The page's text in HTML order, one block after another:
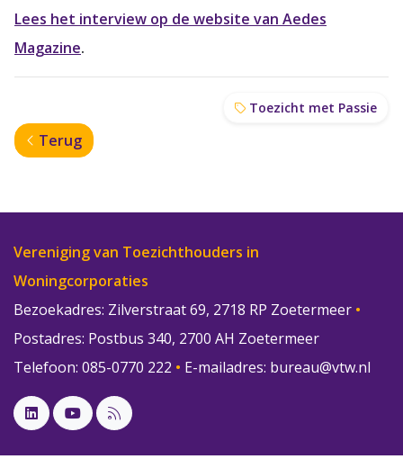
Lees het interview op de website van Aedes
Magazine.
Toezicht met Passie
Terug
Vereniging van Toezichthouders in
Woningcorporaties
Bezoekadres: Zilverstraat 69, 2718 RP Zoetermeer •
Postadres: Postbus 340, 2700 AH Zoetermeer
Telefoon: 085-0770 222 • E-mailadres: bureau@vtw.nl